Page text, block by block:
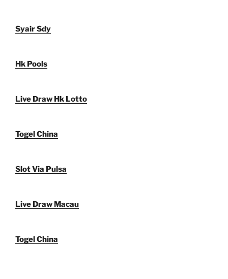
Syair Sdy
Hk Pools
Live Draw Hk Lotto
Togel China
Slot Via Pulsa
Live Draw Macau
Togel China